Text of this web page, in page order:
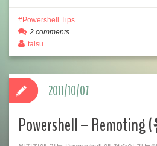
Powershell Tips
2 comments
talsu
Powershell –
2011/10/07